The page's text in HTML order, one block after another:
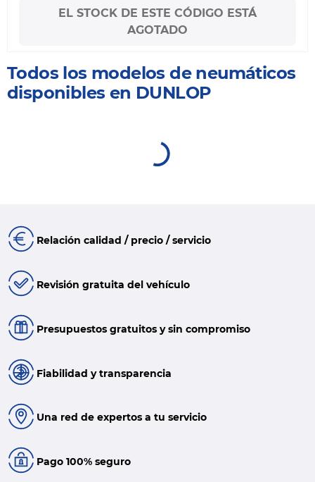
EL STOCK DE ESTE CÓDIGO ESTÁ
AGOTADO
Todos los modelos de neumáticos
disponibles en DUNLOP
Relación calidad / precio / servicio
Revisión gratuita del vehículo
Presupuestos gratuitos y sin compromiso
Fiabilidad y transparencia
Una red de expertos a tu servicio
Pago 100% seguro